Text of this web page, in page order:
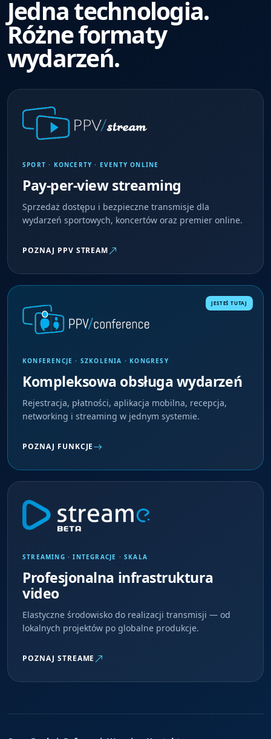
Jedna technologia.
Różne formaty
wydarzeń.
SPORT · KONCERTY · EVENTY ONLINE
Pay-per-view streaming
Sprzedaż dostępu i bezpieczne transmisje dla
wydarzeń sportowych, koncertów oraz premier online.
POZNAJ PPV STREAM
JESTEŚ TUTAJ
KONFERENCJE · SZKOLENIA · KONGRESY
Kompleksowa obsługa wydarzeń
Rejestracja, płatności, aplikacja mobilna, recepcja,
networking i streaming w jednym systemie.
POZNAJ FUNKCJE
STREAMING · INTEGRACJE · SKALA
Profesjonalna infrastruktura
video
Elastyczne środowisko do realizacji transmisji — od
lokalnych projektów po globalne produkcje.
POZNAJ STREAME